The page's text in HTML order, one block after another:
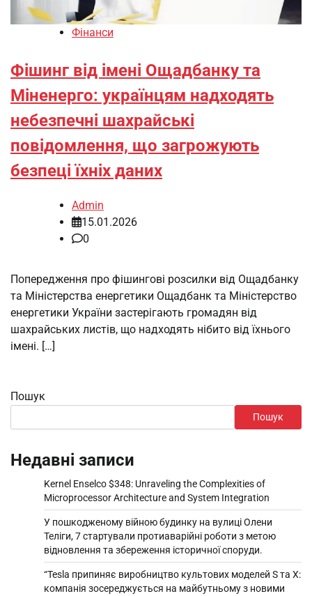
Фінанси
Фішинг від імені Ощадбанку та
Міненерго: українцям надходять
небезпечні шахрайські
повідомлення, що загрожують
безпеці їхніх даних
Admin
15.01.2026
0
Попередження про фішингові розсилки від Ощадбанку
та Міністерства енергетики Ощадбанк та Міністерство
енергетики України застерігають громадян від
шахрайських листів, що надходять нібито від їхнього
імені. […]
Пошук
Пошук
Недавні записи
Kernel Enselco $348: Unraveling the Complexities of
Microprocessor Architecture and System Integration
У пошкодженому війною будинку на вулиці Олени
Теліги, 7 стартували протиаварійні роботи з метою
відновлення та збереження історичної споруди.
“Tesla припиняє виробництво культових моделей S та X:
компанія зосереджується на майбутньому з новими